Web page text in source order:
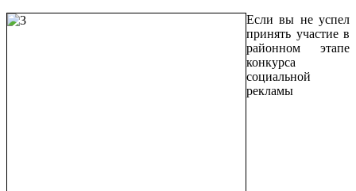
Если вы не успел
принять участие в
районном этапе
конкурса
социальной
рекламы